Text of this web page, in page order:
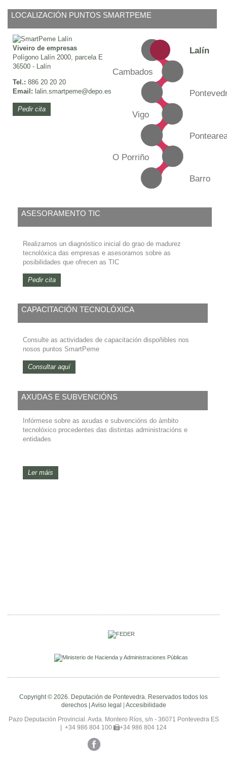
LOCALIZACIÓN PUNTOS SMARTPEME
Viveiro de empresas
Polígono Lalín 2000, parcela E
36500 - Lalín
Tel.: 886 20 20 20
Email: lalin.smartpeme@depo.es
Pedir cita
Lalín
Cambados
Vigo
O Porriño
Barro
ASESORAMENTO TIC
Realizamos un diagnóstico inicial do grao de madurez
tecnolóxica das empresas e asesoramos sobre as
posibilidades que ofrecen as TIC
Pedir cita
CAPACITACIÓN TECNOLÓXICA
Consulte as actividades de capacitación dispoñibles nos
nosos puntos SmartPeme
Consultar aquí
AXUDAS E SUBVENCIÓNS
Infórmese sobre as axudas e subvencións do ámbito
tecnolóxico procedentes das distintas administracións e
entidades
Ler máis
Copyright © 2026. Deputación de Pontevedra. Reservados todos los
derechos | Aviso legal Accesibilidade
Pazo Deputación Provincial. Avda. Montero Ríos, s/n - 36071 Pontevedra ES
+34 986 804 100
+34 986 804 124